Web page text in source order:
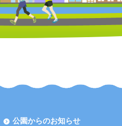
公園からのお知らせ